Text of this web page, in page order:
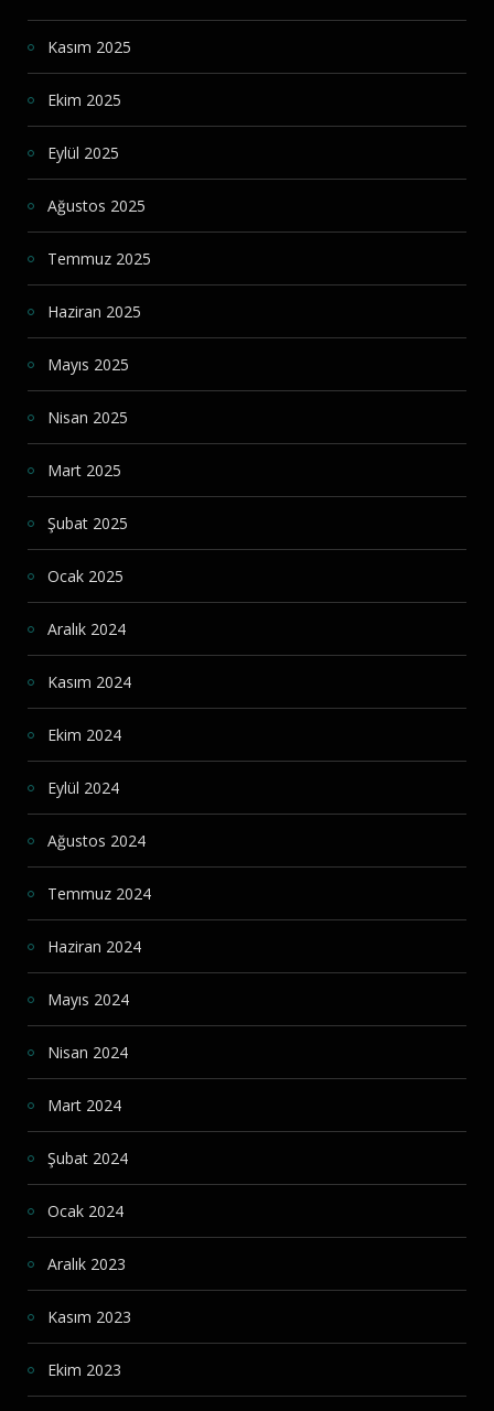
Kasım 2025
Ekim 2025
Eylül 2025
Ağustos 2025
Temmuz 2025
Haziran 2025
Mayıs 2025
Nisan 2025
Mart 2025
Şubat 2025
Ocak 2025
Aralık 2024
Kasım 2024
Ekim 2024
Eylül 2024
Ağustos 2024
Temmuz 2024
Haziran 2024
Mayıs 2024
Nisan 2024
Mart 2024
Şubat 2024
Ocak 2024
Aralık 2023
Kasım 2023
Ekim 2023